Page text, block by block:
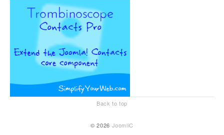
Back to top
© 2026 JoomliC